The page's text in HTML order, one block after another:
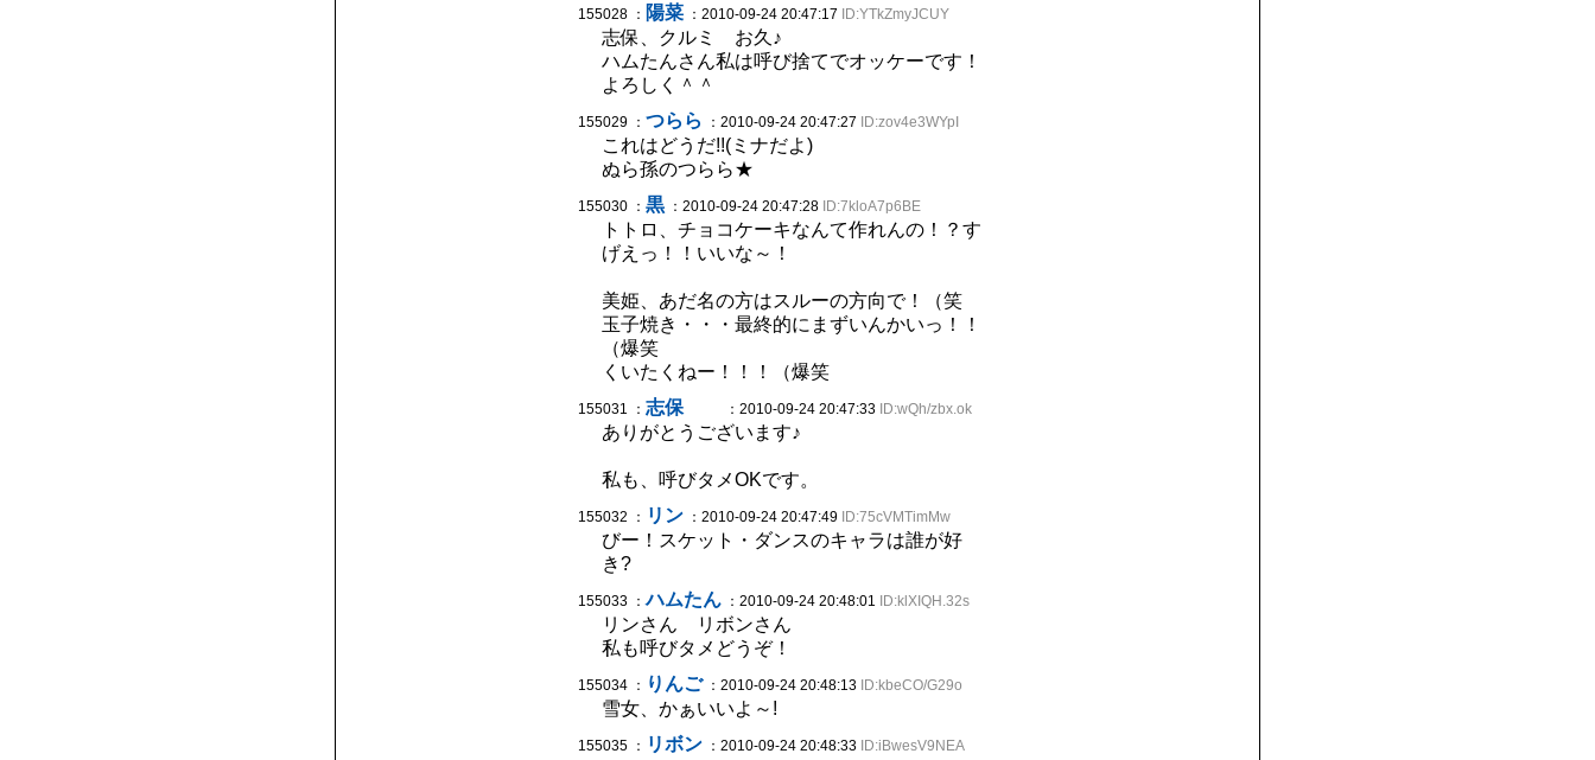
155028 ： 陽菜 ：2010-09-24 20:47:17 ID:YTkZmyJCUY
志保、クルミ お久♪
ハムたんさん私は呼び捨てでオッケーです！
よろしく＾＾
155029 ： つらら ：2010-09-24 20:47:27 ID:zov4e3WYpI
これはどうだ!!(ミナだよ)
ぬら孫のつらら★
155030 ： 黒 ：2010-09-24 20:47:28 ID:7kloA7p6BE
トトロ、チョコケーキなんて作れんの！？す
げえっ！！いいな～！
美姫、あだ名の方はスルーの方向で！（笑
玉子焼き・・・最終的にまずいんかいっ！！
（爆笑
くいたくねー！！！（爆笑
155031 ： 志保 ：2010-09-24 20:47:33 ID:wQh/zbx.ok
ありがとうございます♪
私も、呼びタメOKです。
155032 ： リン ：2010-09-24 20:47:49 ID:75cVMTimMw
びー！スケット・ダンスのキャラは誰が好
き?
155033 ：ハムたん ：2010-09-24 20:48:01 ID:klXIQH.32s
リンさん リボンさん
私も呼びタメどうぞ！
155034 ： りんご：2010-09-24 20:48:13 ID:kbeCO/G29o
雪女、かぁいいよ～!
155035 ： リボン ：2010-09-24 20:48:33 ID:iBwesV9NEA